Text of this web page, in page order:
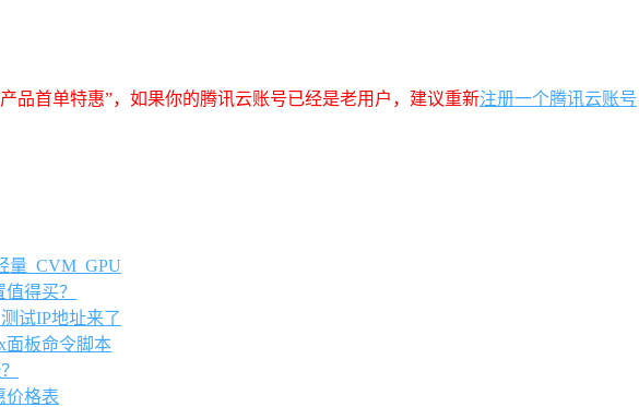
品首单特惠”，如果你的腾讯云账号已经是老用户，建议重新注册一个腾讯云账号
量_CVM_GPU
得买？
试IP地址来了
面板命令脚本
价格表